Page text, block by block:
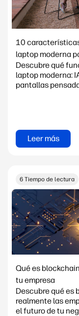
10
laptop moderna
Descubre qué
laptop moderna:
pantallas
Leer más
6 Tiempo de lectura
Qué es
tu empresa
Descubre qué es
realmente las
el futuro de tu